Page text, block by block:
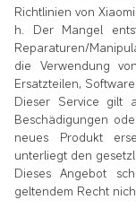
Richtlinien von
h. Der Mangel
Reparaturen/
die Verwendung
Ersatzteilen,
Dieser Service gilt
Beschädigungen
neues Produkt
unterliegt den
Dieses Angebot
geltendem Recht